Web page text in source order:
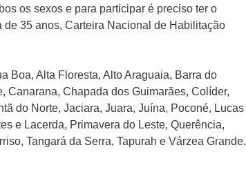
os sexos e para participar é preciso ter o
35 anos, Carteira Nacional de Habilitação
Boa, Alta Floresta, Alto Araguaia, Barra do
Canarana, Chapada dos Guimarães, Colíder,
do Norte, Jaciara, Juara, Juína, Poconé, Lucas
e Lacerda, Primavera do Leste, Querência,
Tangará da Serra, Tapurah e Várzea Grande.